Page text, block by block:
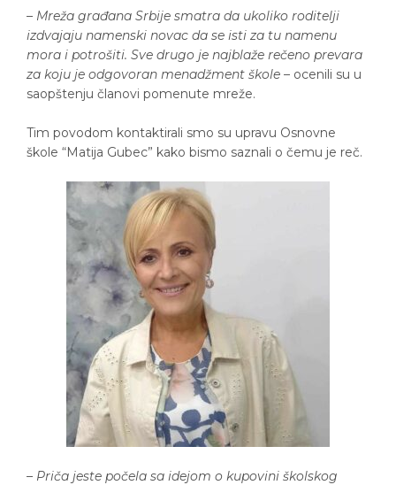
– Mreža građana Srbije smatra da ukoliko roditelji
izdvajaju namenski novac da se isti za tu namenu
mora i potrošiti. Sve drugo je najblaže rečeno prevara
za koju je odgovoran menadžment škole – ocenili su u
saopštenju članovi pomenute mreže.
Tim povodom kontaktirali smo su upravu Osnovne
škole “Matija Gubec” kako bismo saznali o čemu je reč.
– Priča jeste počela sa idejom o kupovini školskog